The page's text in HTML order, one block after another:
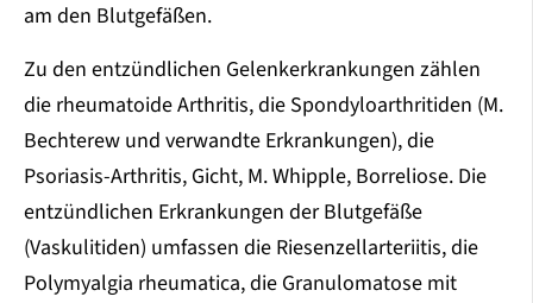
am den Blutgefäßen.
Zu den entzündlichen Gelenkerkrankungen zählen
die rheumatoide Arthritis, die Spondyloarthritiden (M.
Bechterew und verwandte Erkrankungen), die
Psoriasis-Arthritis, Gicht, M. Whipple, Borreliose. Die
entzündlichen Erkrankungen der Blutgefäße
(Vaskulitiden) umfassen die Riesenzellarteriitis, die
Polymyalgia rheumatica, die Granulomatose mit